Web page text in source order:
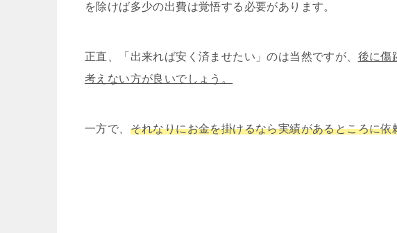
を除けば多少の出費は覚悟する必要があります。
正直、「出来れば安く済ませたい」のは当然ですが、 後に傷
考えない方が良いでしょう。
一方で、 それなりにお金を掛けるなら実績があるところに